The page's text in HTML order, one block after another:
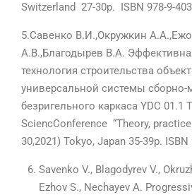
Switzerland 27-30p. ISBN 978-9-
5.Савенко В.И.,Окружкин
А.В.,Благодырев В.А.
технология строительства
универсальной системы сборно-
безригельного каркаса YDC 01.1
SciencConference “Theory,
30,2021) Tokyo, Japan 35-39p. ISBN
Savenko V., Blagodyrev V.,
Ezhov S., Nechayev A.